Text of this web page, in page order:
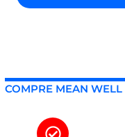
COMPRE MEAN WELL